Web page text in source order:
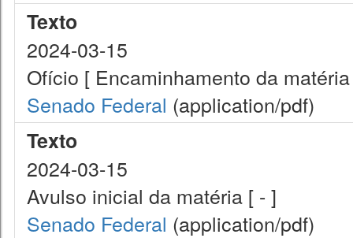
Texto
2024-03-15
Ofício [ Encaminhamento da
Senado Federal (application/pdf)
Texto
2024-03-15
Avulso inicial da matéria [ - ]
Senado Federal (application/pdf)